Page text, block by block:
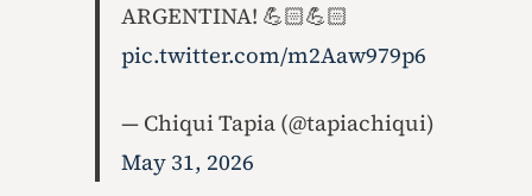
ARGENTINA! 💪🏻💪🏻
pic.twitter.com/m2Aaw979p6
— Chiqui Tapia (@tapiachiqui)
May 31, 2026